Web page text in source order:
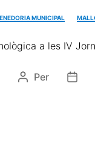
MUNICIPAL
a les IV
Per